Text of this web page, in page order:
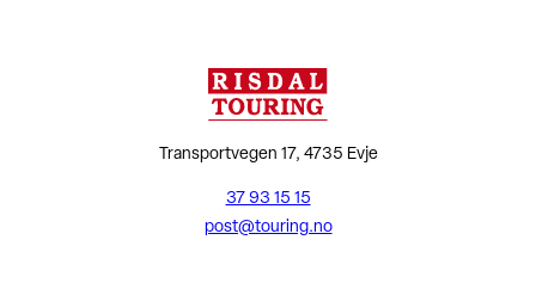
Transportvegen 17, 4735 Evje
37 93 15 15
post@touring.no